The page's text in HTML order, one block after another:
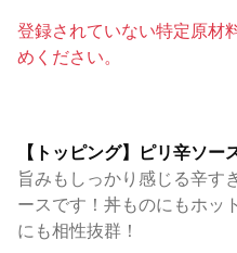
登録されていない特定原材
めください。
【トッピング】ピリ辛ソー
旨みもしっかり感じる辛す
ースです！丼ものにもホッ
にも相性抜群！